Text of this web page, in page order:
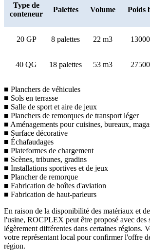
Type de
conteneur
Palettes Volume Poids
20 GP 8 palettes 22 m3
40 QG 18 palettes 53 m3
■ Planchers de véhicules
■ Sols en terrasse
■ Salle de sport et aire de jeux
■ Planchers de remorques de transport léger
■ Aménagements pour cuisines, bureaux,
■ Surface décorative
■ Échafaudages
■ Plateformes de chargement
■ Scènes, tribunes, gradins
■ Installations sportives et de jeux
■ Plancher de remorque
■ Fabrication de boîtes d'aviation
■ Fabrication de haut-parleurs
En raison de la disponibilité des matériaux et
l'usine, ROCPLEX peut être proposé avec des
légèrement différentes dans certaines régions.
votre représentant local pour confirmer l'offre
région.